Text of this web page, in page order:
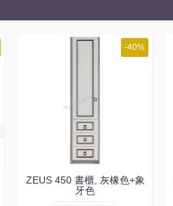
-40%
ZEUS 450 書櫃, 灰橡色+象
牙色